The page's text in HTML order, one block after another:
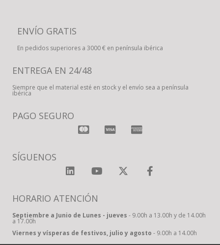
ENVÍO GRATIS
En pedidos superiores a 3000 € en península ibérica
ENTREGA EN 24/48
Siempre que el material esté en stock y el envío sea a península
ibérica
PAGO SEGURO
SÍGUENOS
HORARIO ATENCIÓN
Septiembre a Junio de Lunes - jueves - 9.00h a 13.00h y de 14.00h
a 17.00h
Viernes y vísperas de festivos, julio y agosto - 9.00h a 14.00h